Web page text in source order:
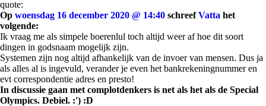
quote:
Op woensdag 16 december 2020 @ 14:40 schreefVatta het
volgende:
Ik vraag me als simpele boerenlul toch altijd weer af hoe dit soort
dingen in godsnaam mogelijk zijn.
Systemen zijn nog altijd afhankelijk van de invoer van mensen. Dus ja
als alles al is ingevuld, verander je even het bankrekeningnummer en
evt correspondentie adres en presto!
In discussie gaan met complotdenkers is net als het als de Special
Olympics. Debiel. :') :D